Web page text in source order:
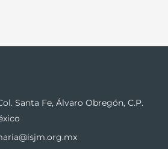
Santa Fe, Álvaro Obregón, C.P.